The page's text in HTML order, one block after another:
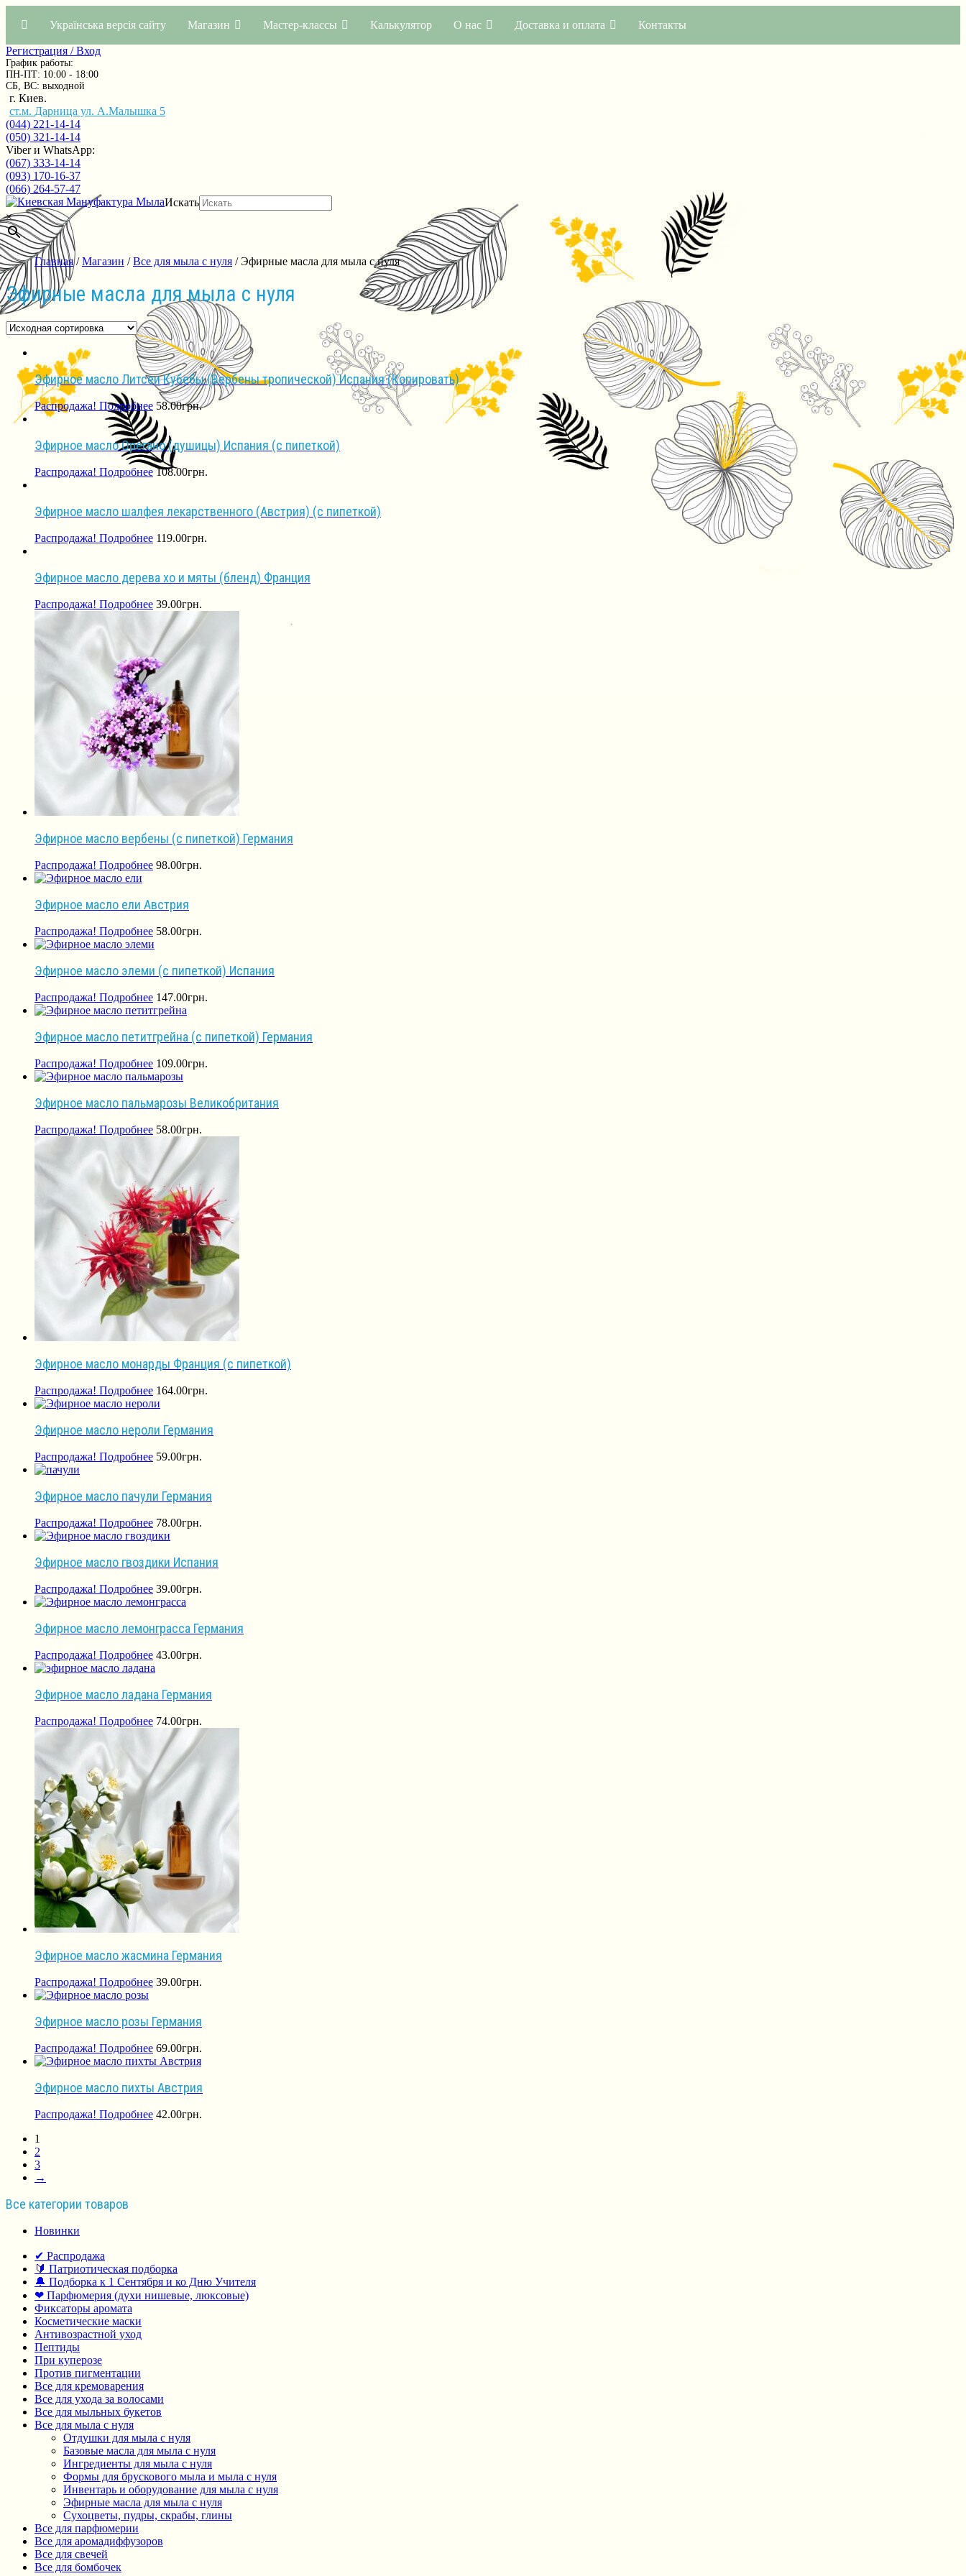
Українська версія сайту Магазин Мастер-классы Калькулятор О нас Доставка и оплата Контакты
Регистрация / Вход
График работы:
ПН-ПТ: 10:00 - 18:00
СБ, ВС: выходной
г. Киев.
ст.м. Дарница ул. А.Малышка 5
(044) 221-14-14
(050) 321-14-14
Viber и WhatsApp:
(067) 333-14-14
(093) 170-16-37
(066) 264-57-47
Искать
×
Главная/Магазин /Все для мыла с нуля / Эфирные масла для мыла с нуля
Эфирные масла для мыла с нуля
Эфирное масло Литсеи Кубебы (Вербены тропической) Испания (Копировать)
Распродажа! Подробнее 58.00грн.
Эфирное масло Орегано (душицы) Испания (с пипеткой)
Распродажа! Подробнее 108.00грн.
Эфирное масло шалфея лекарственного (Австрия) (с пипеткой)
Распродажа! Подробнее 119.00грн.
Эфирное масло дерева хо и мяты (бленд) Франция
Распродажа! Подробнее 39.00грн.
Эфирное масло вербены (с пипеткой) Германия
Распродажа! Подробнее 98.00грн.
Эфирное масло ели Австрия
Распродажа! Подробнее 58.00грн.
Эфирное масло элеми (с пипеткой) Испания
Распродажа! Подробнее 147.00грн.
Эфирное масло петитгрейна (с пипеткой) Германия
Распродажа! Подробнее 109.00грн.
Эфирное масло пальмарозы Великобритания
Распродажа! Подробнее 58.00грн.
Эфирное масло монарды Франция (с пипеткой)
Распродажа! Подробнее 164.00грн.
Эфирное масло нероли Германия
Распродажа! Подробнее 59.00грн.
Эфирное масло пачули Германия
Распродажа! Подробнее 78.00грн.
Эфирное масло гвоздики Испания
Распродажа! Подробнее 39.00грн.
Эфирное масло лемонграсса Германия
Распродажа! Подробнее 43.00грн.
Эфирное масло ладана Германия
Распродажа! Подробнее 74.00грн.
Эфирное масло жасмина Германия
Распродажа! Подробнее 39.00грн.
Эфирное масло розы Германия
Распродажа! Подробнее 69.00грн.
Эфирное масло пихты Австрия
Распродажа! Подробнее 42.00грн.
1
2
3
→
Все категории товаров
Новинки
✔ Распродажа
🔰 Патриотическая подборка
🔔 Подборка к 1 Сентября и ко Дню Учителя
❤ Парфюмерия (духи нишевые, люксовые)
Фиксаторы аромата
Косметические маски
Антивозрастной уход
Пептиды
При куперозе
Против пигментации
Все для кремоварения
Все для ухода за волосами
Все для мыльных букетов
Все для мыла с нуля
Отдушки для мыла с нуля
Базовые масла для мыла с нуля
Ингредиенты для мыла с нуля
Формы для брускового мыла и мыла с нуля
Инвентарь и оборудование для мыла с нуля
Эфирные масла для мыла с нуля
Сухоцветы, пудры, скрабы, глины
Все для парфюмерии
Все для аромадиффузоров
Все для свечей
Все для бомбочек